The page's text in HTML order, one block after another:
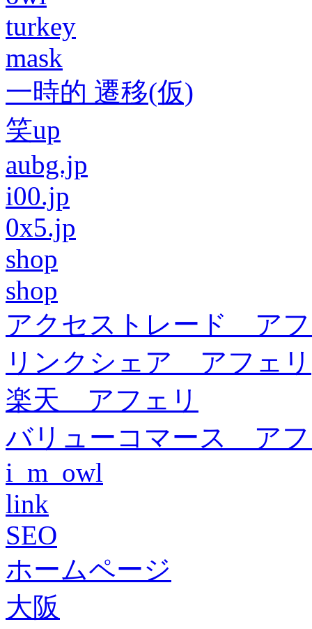
turkey
mask
一時的 遷移(仮)
笑up
aubg.jp
i00.jp
0x5.jp
shop
shop
アクセストレード ア
リンクシェア アフェリ
楽天 アフェリ
バリューコマース ア
i_m_owl
link
SEO
ホームページ
大阪